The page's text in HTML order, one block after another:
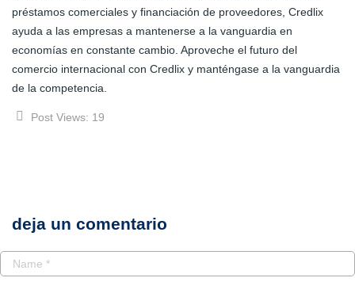
préstamos comerciales y financiación de proveedores, Credlix
ayuda a las empresas a mantenerse a la vanguardia en
economías en constante cambio. Aproveche el futuro del
comercio internacional con Credlix y manténgase a la vanguardia
de la competencia.
Post Views: 19
deja un comentario